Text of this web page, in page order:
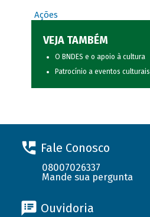
Ações
VEJA TAMBÉM
O BNDES e o apoio à cultura
Patrocínio a eventos culturais
Fale Conosco
08007026337
Mande sua pergunta
Ouvidoria